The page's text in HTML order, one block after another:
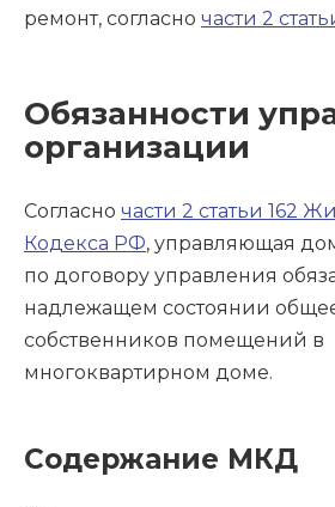
ремонт, согласно части 2
Обязанности
организации
Согласно части 2 статьи 162
Кодекса РФ, управляющая
по договору управления
надлежащем состоянии
собственников помещений в
многоквартирном доме.
Содержание МКД